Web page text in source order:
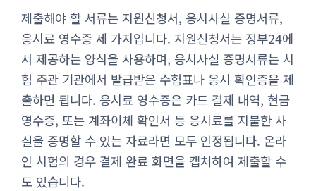
제출해야 할 서류는 지원신청서, 응시사실 증명서류,
응시료 영수증 세 가지입니다. 지원신청서는 정부24에
서 제공하는 양식을 사용하며, 응시사실 증명서류는 시
험 주관 기관에서 발급받은 수험표나 응시 확인증을 제
출하면 됩니다. 응시료 영수증은 카드 결제 내역, 현금
영수증, 또는 계좌이체 확인서 등 응시료를 지불한 사
실을 증명할 수 있는 자료라면 모두 인정됩니다. 온라
인 시험의 경우 결제 완료 화면을 캡처하여 제출할 수
도 있습니다.